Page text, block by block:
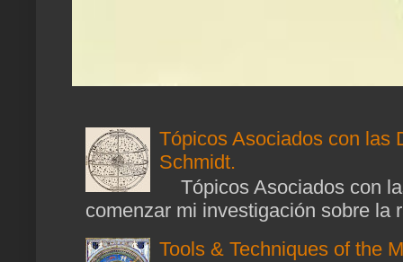
Tópicos Asociados con las
Schmidt.
Tópicos Asociados con
comenzar mi investigación sobre la
Tools & Techniques of the